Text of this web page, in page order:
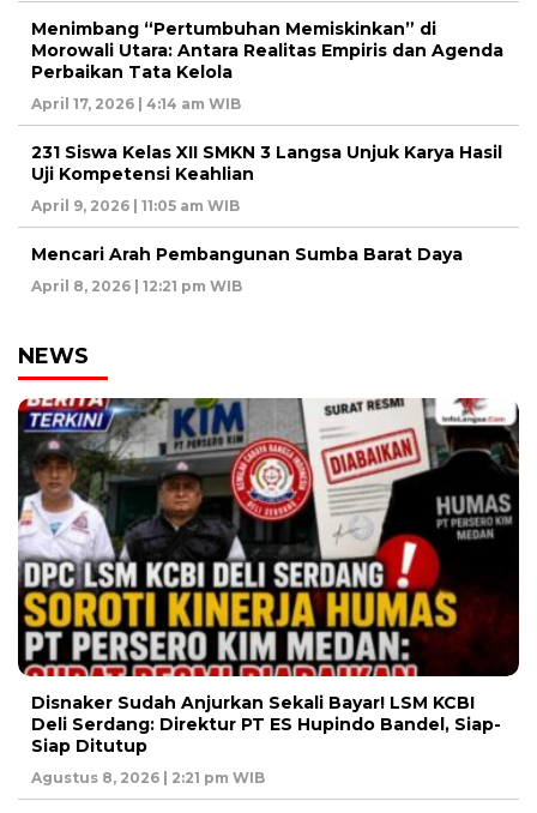
Menimbang “Pertumbuhan Memiskinkan” di
Morowali Utara: Antara Realitas Empiris dan Agenda
Perbaikan Tata Kelola
April 17, 2026 | 4:14 am WIB
231 Siswa Kelas XII SMKN 3 Langsa Unjuk Karya Hasil
Uji Kompetensi Keahlian
April 9, 2026 | 11:05 am WIB
Mencari Arah Pembangunan Sumba Barat Daya
April 8, 2026 | 12:21 pm WIB
NEWS
Disnaker Sudah Anjurkan Sekali Bayar! LSM KCBI
Deli Serdang: Direktur PT ES Hupindo Bandel, Siap-
Siap Ditutup
Agustus 8, 2026 | 2:21 pm WIB